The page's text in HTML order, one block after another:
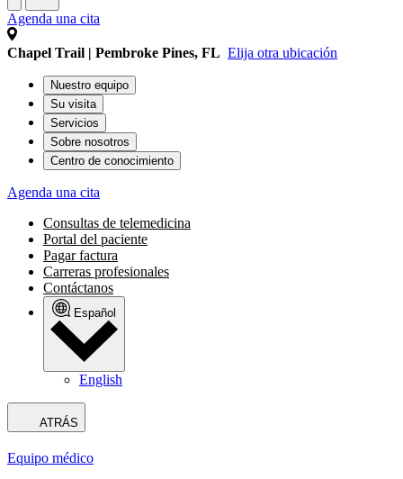
Agenda una cita
Chapel Trail | Pembroke Pines, FL Elija otra ubicación
Nuestro equipo
Su visita
Servicios
Sobre nosotros
Centro de conocimiento
Agenda una cita
Consultas de telemedicina
Portal del paciente
Pagar factura
Carreras profesionales
Contáctanos
Español
English
ATRÁS
Equipo médico